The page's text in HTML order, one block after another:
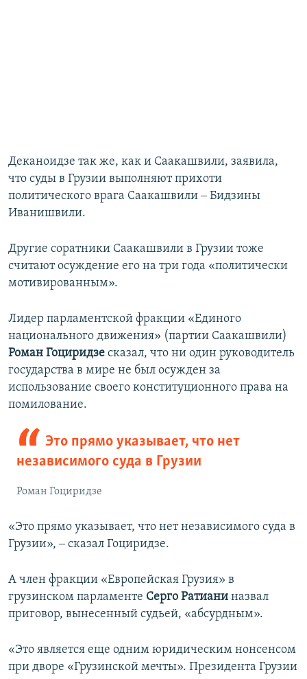
Деканоидзе так же, как и Саакашвили, заявила,
что суды в Грузии выполняют прихоти
политического врага Саакашвили ‒ Бидзины
Иванишвили.
Другие соратники Саакашвили в Грузии тоже
считают осуждение его на три года «политически
мотивированным».
Лидер парламентской фракции «Единого
национального движения» (партии Саакашвили)
Роман Гоциридзе сказал, что ни один руководитель
государства в мире не был осужден за
использование своего конституционного права на
помилование.
Это прямо указывает, что нет
независимого суда в Грузии
Роман Гоциридзе
«Это прямо указывает, что нет независимого суда в
Грузии», ‒ сказал Гоциридзе.
А член фракции «Европейская Грузия» в
грузинском парламенте Серго Ратиани назвал
приговор, вынесенный судьей, «абсурдным».
«Это является еще одним юридическим нонсенсом
при дворе «Грузинской мечты». Президента Грузии